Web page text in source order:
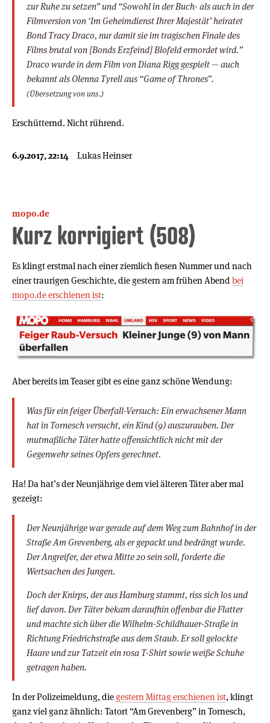
zur Ruhe zu setzen” und “Sowohl in der Buch- als auch in der
Filmversion von ‘Im Geheimdienst Ihrer Majestät’ heiratet
Bond Tracy Draco, nur damit sie im tragischen Finale des
Films brutal von [Bonds Erzfeind] Blofeld ermordet wird.”
Draco wurde in dem Film von Diana Rigg gespielt — auch
bekannt als Olenna Tyrell aus “Game of Thrones”.
(Übersetzung von uns.)
Erschütternd. Nicht rührend.
6.9.2017, 22:14 Lukas Heinser
mopo.de
Kurz korrigiert (508)
Es klingt erstmal nach einer ziemlich fiesen Nummer und nach
einer traurigen Geschichte, die gestern am frühen Abendbei
mopo.de erschienen ist:
Aber bereits im Teaser gibt es eine ganz schöne Wendung:
Was für ein feiger Überfall-Versuch: Ein erwachsener Mann
hat in Tornesch versucht, ein Kind (9) auszurauben. Der
mutmaßliche Täter hatte offensichtlich nicht mit der
Gegenwehr seines Opfers gerechnet.
Ha! Da hat’s der Neunjährige dem viel älteren Täter aber mal
gezeigt:
Der Neunjährige war gerade auf dem Weg zum Bahnhof in der
Straße Am Grevenberg, als er gepackt und bedrängt wurde.
Der Angreifer, der etwa Mitte 20 sein soll, forderte die
Wertsachen des Jungen.
Doch der Knirps, der aus Hamburg stammt, riss sich los und
lief davon. Der Täter bekam daraufhin offenbar die Flatter
und machte sich über die Wilhelm-Schildhauer-Straße in
Richtung Friedrichstraße aus dem Staub. Er soll gelockte
Haare und zur Tatzeit ein rosa T-Shirt sowie weiße Schuhe
getragen haben.
In der Polizeimeldung, die gestern Mittag erschienen ist, klingt
ganz viel ganz ähnlich: Tatort “Am Grevenberg” in Tornesch,